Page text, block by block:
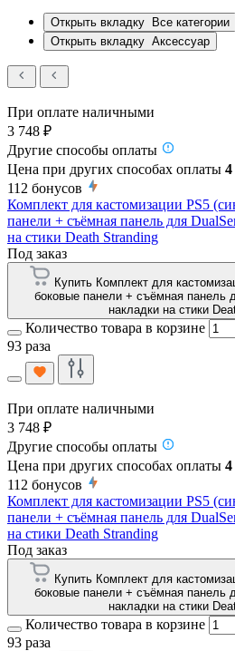
Открыть вкладку
Все категории
Открыть вкладку Аксессуар
При оплате наличными
3 748 ₽
Другие способы оплаты
Цена при других способах оплаты 4
112 бонусов
Комплект для кастомизации PS5
панели + съёмная панель для
на стики Death Stranding
Под заказ
Купить Комплект для
боковые панели + съёмная панель
накладки на стики
Количество товара в корзине
93 раза
При оплате наличными
3 748 ₽
Другие способы оплаты
Цена при других способах оплаты 4
112 бонусов
Комплект для кастомизации PS5
панели + съёмная панель для
на стики Death Stranding
Под заказ
Купить Комплект для
боковые панели + съёмная панель
накладки на стики
Количество товара в корзине
93 раза